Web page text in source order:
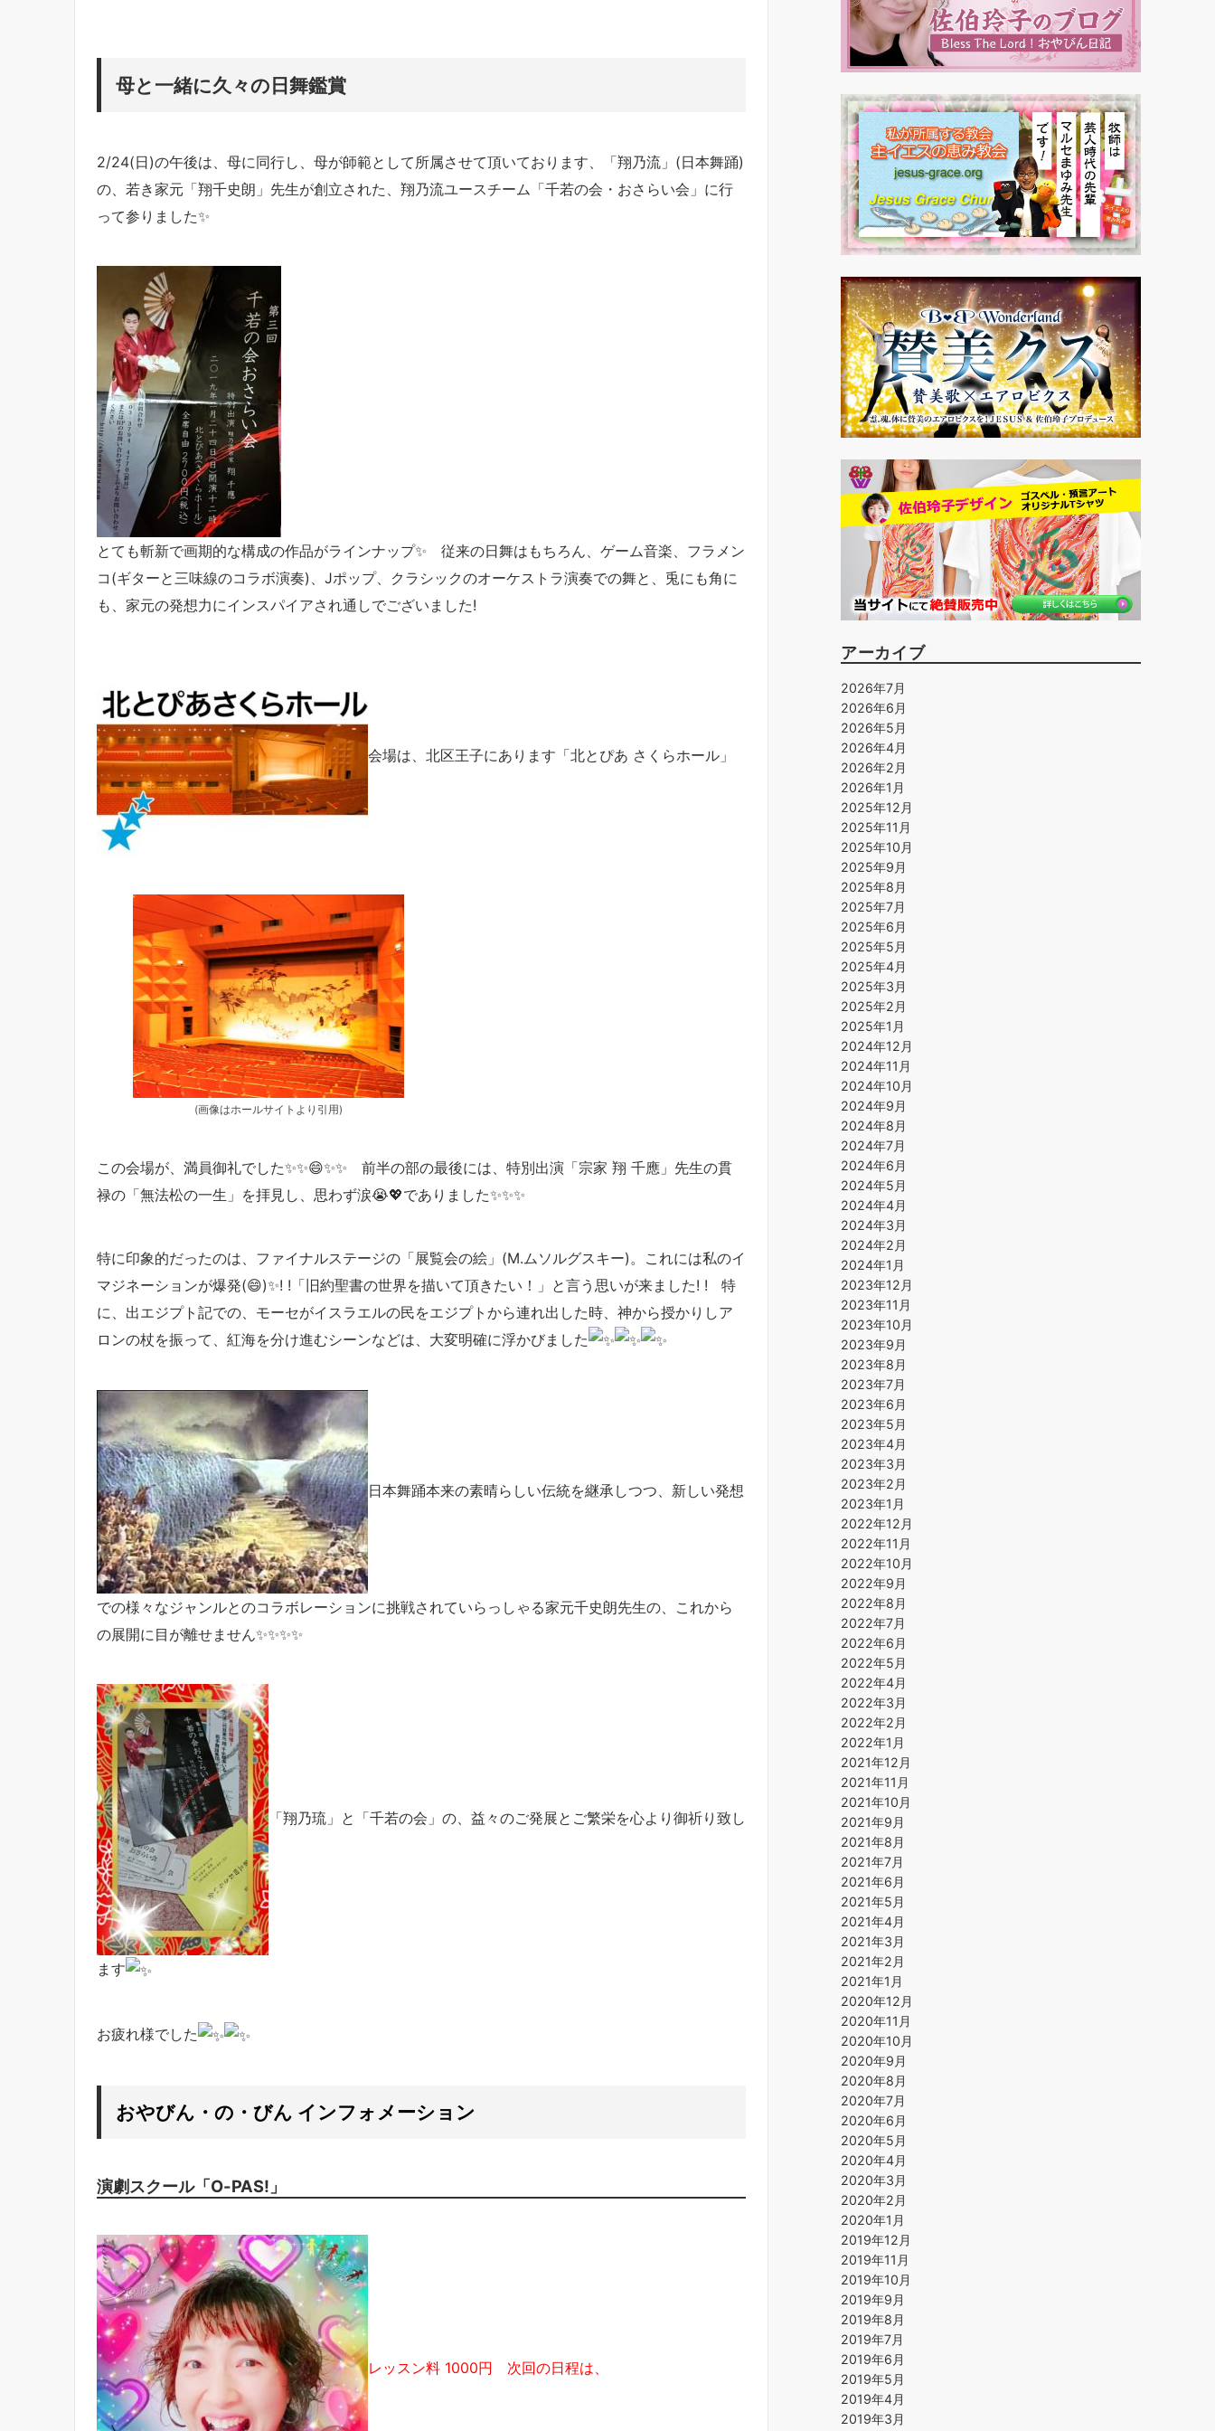
母と一緒に久々の日舞鑑賞
2/24(日)の午後は、母に同行し、母が師範として所属させて頂いております、「翔乃流」(日本舞踊)
の、若き家元「翔千史朗」先生が創立された、翔乃流ユースチーム「千若の会・おさらい会」に行
って参りました✨
とても斬新で画期的な構成の作品がラインナップ✨ 従来の日舞はもちろん、ゲーム音楽、フラメン
コ(ギターと三味線のコラボ演奏)、Jポップ、クラシックのオーケストラ演奏での舞と、兎にも角に
も、家元の発想力にインスパイアされ通しでございました!
会場は、北区王子にあります「北とぴあ さくらホール」
(画像はホールサイトより引用)
この会場が、満員御礼でした✨✨😄✨✨ 前半の部の最後には、特別出演「宗家 翔 千應」先生の貫
禄の「無法松の一生」を拝見し、思わず涙😭💖でありました✨✨✨
特に印象的だったのは、ファイナルステージの「展覧会の絵」(M.ムソルグスキー)。これには私のイ
マジネーションが爆発(😄)✨! !「旧約聖書の世界を描いて頂きたい！」と言う思いが来ました! ! 特
に、出エジプト記での、モーセがイスラエルの民をエジプトから連れ出した時、神から授かりしア
ロンの杖を振って、紅海を分け進むシーンなどは、大変明確に浮かびました
日本舞踊本来の素晴らしい伝統を継承しつつ、新しい発想
での様々なジャンルとのコラボレーションに挑戦されていらっしゃる家元千史朗先生の、これから
の展開に目が離せません✨✨✨✨
「翔乃琉」と「千若の会」の、益々のご発展とご繁栄を心より御祈り致し
ます
お疲れ様でした
おやびん・の・びん インフォメーション
演劇スクール「O-PAS!」
レッスン料 1000円 次回の日程は、
アーカイブ
2026年7月
2026年6月
2026年5月
2026年4月
2026年2月
2026年1月
2025年12月
2025年11月
2025年10月
2025年9月
2025年8月
2025年7月
2025年6月
2025年5月
2025年4月
2025年3月
2025年2月
2025年1月
2024年12月
2024年11月
2024年10月
2024年9月
2024年8月
2024年7月
2024年6月
2024年5月
2024年4月
2024年3月
2024年2月
2024年1月
2023年12月
2023年11月
2023年10月
2023年9月
2023年8月
2023年7月
2023年6月
2023年5月
2023年4月
2023年3月
2023年2月
2023年1月
2022年12月
2022年11月
2022年10月
2022年9月
2022年8月
2022年7月
2022年6月
2022年5月
2022年4月
2022年3月
2022年2月
2022年1月
2021年12月
2021年11月
2021年10月
2021年9月
2021年8月
2021年7月
2021年6月
2021年5月
2021年4月
2021年3月
2021年2月
2021年1月
2020年12月
2020年11月
2020年10月
2020年9月
2020年8月
2020年7月
2020年6月
2020年5月
2020年4月
2020年3月
2020年2月
2020年1月
2019年12月
2019年11月
2019年10月
2019年9月
2019年8月
2019年7月
2019年6月
2019年5月
2019年4月
2019年3月